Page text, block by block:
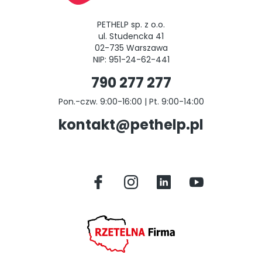
PETHELP sp. z o.o.
ul. Studencka 41
02-735 Warszawa
NIP: 951-24-62-441
790 277 277
Pon.-czw. 9:00-16:00 | Pt. 9:00-14:00
kontakt@pethelp.pl